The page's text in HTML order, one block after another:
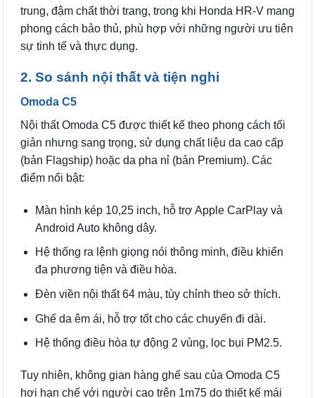
trung, đậm chất thời trang, trong khi Honda HR-V mang
phong cách bảo thủ, phù hợp với những người ưu tiên
sự tinh tế và thực dụng.
2. So sánh nội thất và tiện nghi
Omoda C5
Nội thất Omoda C5 được thiết kế theo phong cách tối
giản nhưng sang trọng, sử dụng chất liệu da cao cấp
(bản Flagship) hoặc da pha nỉ (bản Premium). Các
điểm nổi bật:
Màn hình kép 10,25 inch, hỗ trợ Apple CarPlay và
Android Auto không dây.
Hệ thống ra lệnh giọng nói thông minh, điều khiển
đa phương tiện và điều hòa.
Đèn viền nội thất 64 màu, tùy chỉnh theo sở thích.
Ghế da êm ái, hỗ trợ tốt cho các chuyến đi dài.
Hệ thống điều hòa tự động 2 vùng, lọc bụi PM2.5.
Tuy nhiên, không gian hàng ghế sau của Omoda C5
hơi hạn chế với người cao trên 1m75 do thiết kế mái